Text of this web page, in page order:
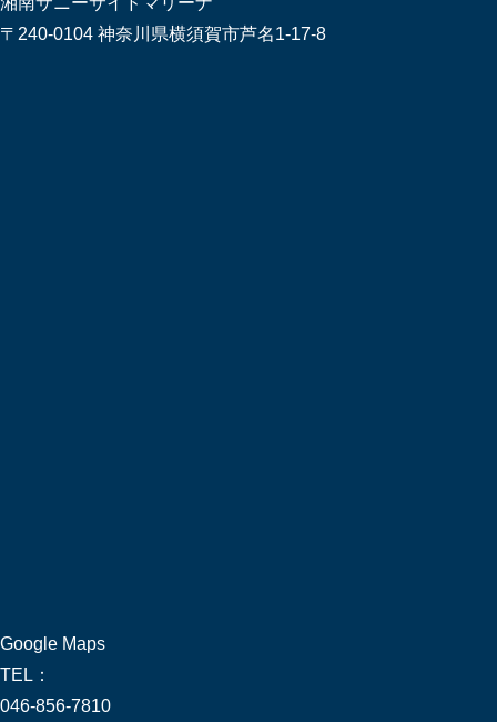
〒240-0104 神奈川県横須賀市芦名1-17-8
Google Maps
TEL：
046-856-7810